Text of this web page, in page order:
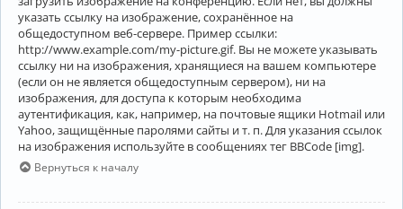
указать ссылку на изображение, сохранённое на
общедоступном веб-сервере. Пример ссылки:
http://www.example.com/my-picture.gif. Вы не можете указывать
ссылку ни на изображения, хранящиеся на вашем компьютере
(если он не является общедоступным сервером), ни на
изображения, для доступа к которым необходима
аутентификация, как, например, на почтовые ящики Hotmail или
Yahoo, защищённые паролями сайты и т. п. Для указания ссылок
на изображения используйте в сообщениях тег BBCode [img].
Вернуться к началу